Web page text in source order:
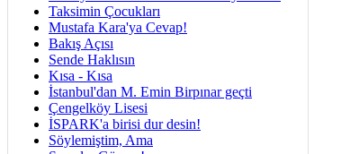
Taksimin Çocukları
Mustafa Kara'ya Cevap!
Bakış Açısı
Sende Haklısın
Kısa - Kısa
İstanbul'dan M. Emin Birpınar geçti
Çengelköy Lisesi
İSPARK'a birisi dur desin!
Söylemiştim, Ama